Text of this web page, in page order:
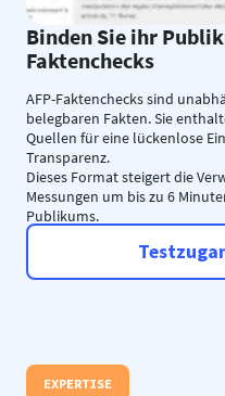
Binden Sie ihr
Faktenchecks
AFP-Faktenchecks sind
belegbaren Fakten. Sie
Quellen für eine lückenlose
Transparenz.
Dieses Format steigert die
Messungen um bis zu 6
Publikums.
EXPERTISE